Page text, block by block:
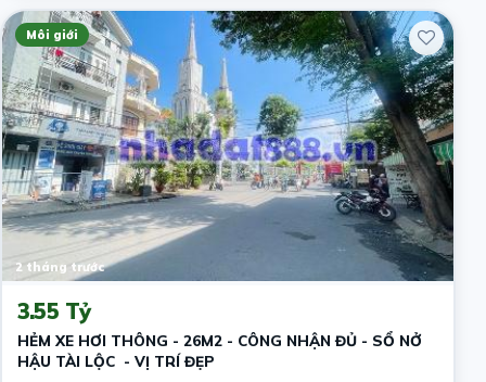
Môi giới
2 tháng trước
3.55 Tỷ
HẺM XE HƠI THÔNG - 26M2 - CÔNG NHẬN ĐỦ - SỔ NỞ
HẬU TÀI LỘC - VỊ TRÍ ĐẸP